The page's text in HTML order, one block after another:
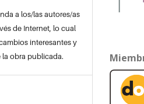
a los/las autores/as
de Internet, lo cual
interesantes y
la obra publicada.